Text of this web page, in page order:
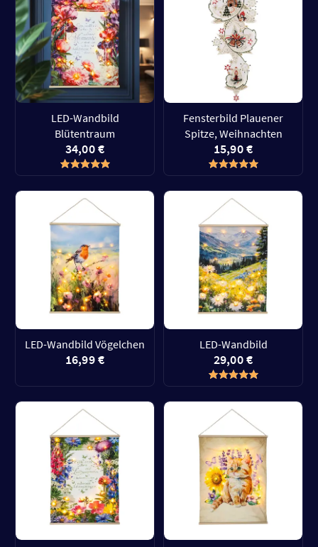
LED-Wandbild
Blütentraum
34,00 €
Fensterbild Plauener
Spitze, Weihnachten
15,90 €
LED-Wandbild Vögelchen
16,99 €
LED-Wandbild
29,00 €